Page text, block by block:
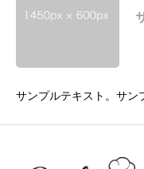
サンプルテキスト。サン